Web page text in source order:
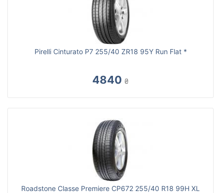
Pirelli Cinturato P7 255/40 ZR18 95Y Run Flat *
4840 ₴
Roadstone Classe Premiere CP672 255/40 R18 99H XL